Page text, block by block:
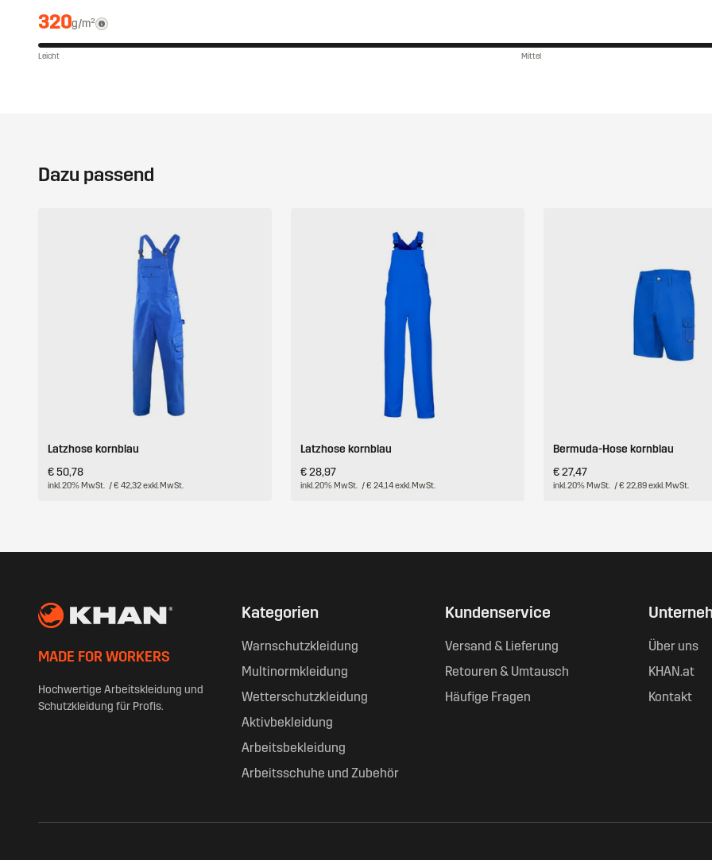
320g/m²
Leicht Mittel
Dazu passend
Latzhose kornblau
€ 50,78
inkl. 20% MwSt. / € 42,32 exkl. MwSt.
Latzhose kornblau
€ 28,97
inkl. 20% MwSt. / € 24,14 exkl. MwSt.
Bermuda-Hose kornblau
€ 27,47
inkl. 20% MwSt. / € 22,89 exkl. MwSt.
MADE FOR WORKERS
Hochwertige Arbeitskleidung und
Schutzkleidung für Profis.
Kategorien
Warnschutzkleidung
Multinormkleidung
Wetterschutzkleidung
Aktivbekleidung
Arbeitsbekleidung
Arbeitsschuhe und Zubehör
Kundenservice
Versand & Lieferung
Retouren & Umtausch
Häufige Fragen
Über uns
KHAN.at
Kontakt